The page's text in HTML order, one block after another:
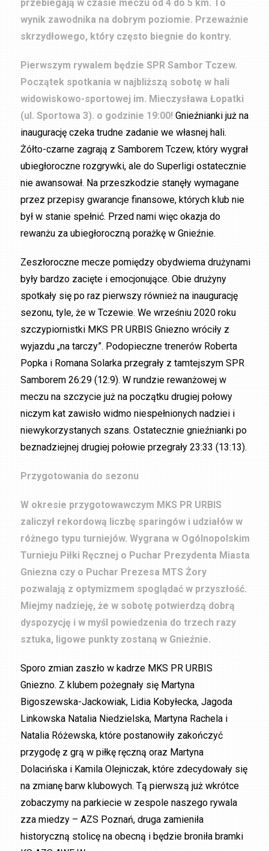
przebiegają w czasie meczu od 4 do 5 km. To
wynik zawodnika na dobrym poziomie. Przeważnie
skrzydłowego, który często biegnie do kontry.
Pierwszym rywalem będzie SPR Sambor Tczew.
Początek spotkania w najbliższą sobotę w hali
widowiskowo-sportowej im. Mieczysława Łopatki
(ul. Sportowa 3). o godzinie 19:00! Gnieźnianki już na
inaugurację czeka trudne zadanie we własnej hali.
Żółto-czarne zagrają z Samborem Tczew, który wygrał
ubiegłoroczne rozgrywki, ale do Superligi ostatecznie
nie awansował. Na przeszkodzie stanęły wymagane
przez przepisy gwarancje finansowe, których klub nie
był w stanie spełnić. Przed nami więc okazja do
rewanżu za ubiegłoroczną porażkę w Gnieźnie.
Zeszłoroczne mecze pomiędzy obydwiema drużynami
były bardzo zacięte i emocjonujące. Obie drużyny
spotkały się po raz pierwszy również na inaugurację
sezonu, tyle, że w Tczewie. We wrześniu 2020 roku
szczypiornistki MKS PR URBIS Gniezno wróciły z
wyjazdu „na tarczy”. Podopieczne trenerów Roberta
Popka i Romana Solarka przegrały z tamtejszym SPR
Samborem 26:29 (12:9). W rundzie rewanżowej w
meczu na szczycie już na początku drugiej połowy
niczym kat zawisło widmo niespełnionych nadziei i
niewykorzystanych szans. Ostatecznie gnieźnianki po
beznadziejnej drugiej połowie przegrały 23:33 (13:13).
Przygotowania do sezonu
W okresie przygotowawczym MKS PR URBIS
zaliczył rekordową liczbę sparingów i udziałów w
różnego typu turniejów. Wygrana w Ogólnopolskim
Turnieju Piłki Ręcznej o Puchar Prezydenta Miasta
Gniezna czy o Puchar Prezesa MTS Żory
pozwalają z optymizmem spoglądać w przyszłość.
Miejmy nadzieję, że w sobotę potwierdzą dobrą
dyspozycję i w myśl powiedzenia do trzech razy
sztuka, ligowe punkty zostaną w Gnieźnie.
Sporo zmian zaszło w kadrze MKS PR URBIS
Gniezno. Z klubem pożegnały się Martyna
Bigoszewska-Jackowiak, Lidia Kobyłecka, Jagoda
Linkowska Natalia Niedzielska, Martyna Rachela i
Natalia Różewska, które postanowiły zakończyć
przygodę z grą w piłkę ręczną oraz Martyna
Dolacińska i Kamila Olejniczak, które zdecydowały się
na zmianę barw klubowych. Tą pierwszą już wkrótce
zobaczymy na parkiecie w zespole naszego rywala
zza miedzy – AZS Poznań, druga zamieniła
historyczną stolicę na obecną i będzie broniła bramki